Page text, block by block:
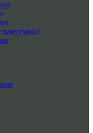
вакуумные